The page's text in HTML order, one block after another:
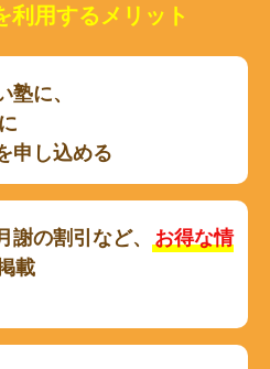
利用するメリット
塾に、
に
申し込める
謝の割引など、
お得な情
載